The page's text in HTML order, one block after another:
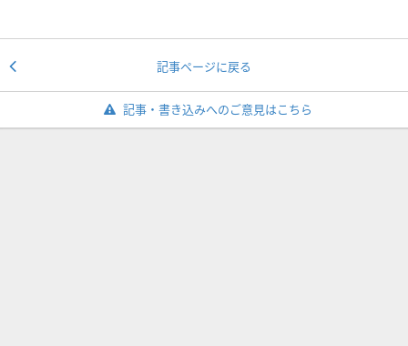
記事ページに戻る
記事・書き込みへのご意見はこちら